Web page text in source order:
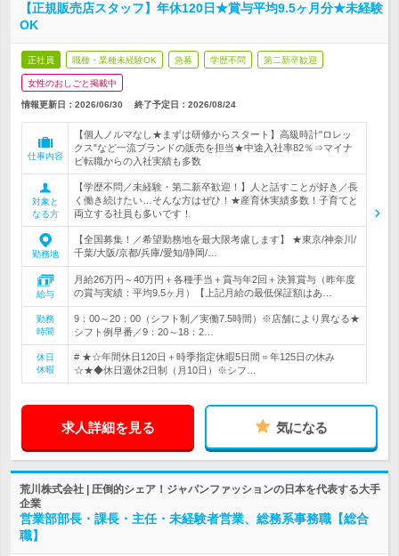
【正規販売店スタッフ】年休120日★賞与平均9.5ヶ月分★未経験
OK
正社員 職種・業種未経験OK 急募 学歴不問 第二新卒歓迎
女性のおしごと掲載中
情報更新日：2026/06/30 終了予定日： 2026/08/24
仕事内容
【個人ノルマなし★まずは研修からスタート】高級時計"ロレッ
クス"など一流ブランドの販売を担当★中途入社率82％⇒マイナ
ビ転職からの入社実績も多数
対象と
なる方
【学歴不問／未経験・第二新卒歓迎！】人と話すことが好き／長
く働き続けたい…そんな方はぜひ！★産育休実績多数！子育てと
両立する社員も多いです！
勤務地
【全国募集！／希望勤務地を最大限考慮します】 ★東京/神奈川/
千葉/大阪/京都/兵庫/愛知/静岡/…
給与
月給26万円～40万円＋各種手当＋賞与年2回＋決算賞与（昨年度
の賞与実績：平均9.5ヶ月）【上記月給の最低保証額はあ…
勤務
時間
9：00～20：00（シフト制／実働7.5時間）※店舗により異なる★
シフト例早番／9：20～18：2…
休日
休暇
# ★☆年間休日120日＋時季指定休暇5日間＝年125日の休み
☆★◆休日週休2日制（月10日）※シフ…
求人詳細を見る 気になる
荒川株式会社 | 圧倒的シェア！ジャパンファッションの日本を代表する大手
企業
営業部部長・課長・主任・未経験者営業、総務系事務職【総合
職】